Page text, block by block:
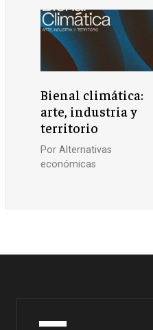
Bienal climática:
arte, industria y
territorio
PorAlternativas
económicas